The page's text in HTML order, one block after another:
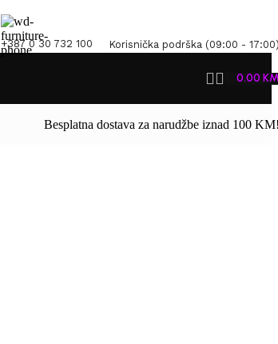
+387 0 30 732 100 Korisnička podrška (09:00 -
0.00
Besplatna dostava za narudžbe iznad 100